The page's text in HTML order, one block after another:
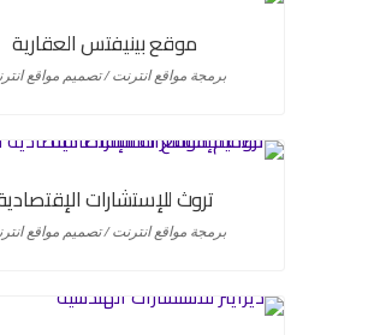
موقع بينيفتس العقارية
برمجة مواقع انترنت / تصميم مواقع
تروث للإستشارات
برمجة مواقع انترنت / تصميم مواقع